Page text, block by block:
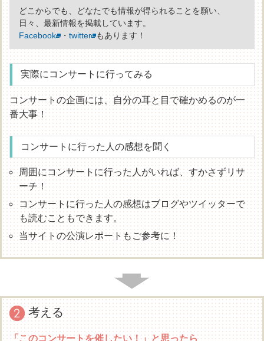
どこからでも、どなたでも情報が得られることを願い、
日々、最新情報を掲載しています。
Facebook
・twitter もあります！
実際にコンサートに行ってみる
コンサートの企画には、自分の耳と目で確かめるのが一
番大事！
コンサートに行った人の感想を聞く
周囲にコンサートに行った人がいれば、すかさずリサ
ーチ！
コンサートに行った人の感想はブログやツイッターで
も読むこともできます。
当サイトの公演レポートもご参考に！
考える
「このコンサートを催したい！」と思ったら